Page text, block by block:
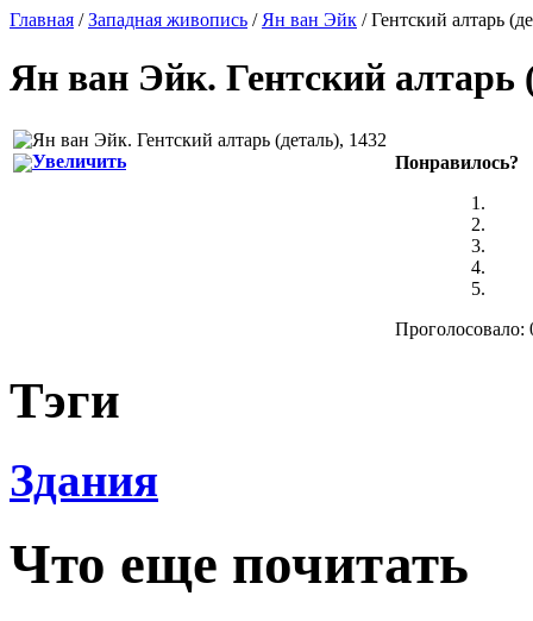
Главная /Западная живопись / Ян ван Эйк / Гентский алтарь
Ян ван Эйк. Гентский алтарь
Увеличить Понравилось?
Проголосовало:
Тэги
Здания
Что еще почитать